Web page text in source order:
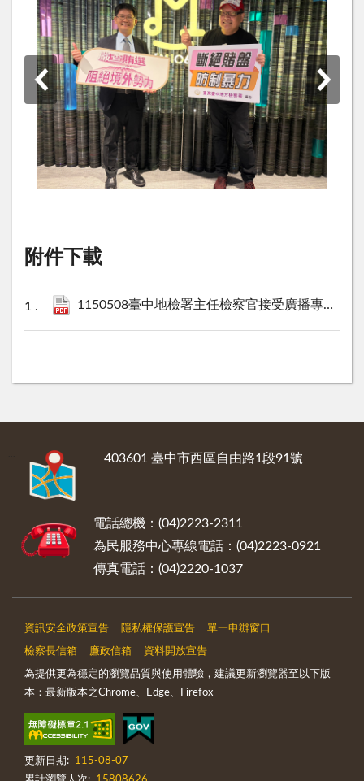
附件下載
1150508臺中地檢署主任檢察官接受廣播專訪-解析新型態賄選態樣 宣示查賄決心.pdf
403601 臺中市西區自由路1段91號
電話總機：(04)2223-2311
為民服務中心專線電話：(04)2223-0921
傳真電話：(04)2220-1037
資訊安全政策宣告 隱私權保護宣告 單一申辦窗口
檢察長信箱 廉政信箱 資料開放宣告
為提供更為穩定的瀏覽品質與使用體驗，建議更新瀏覽器至以下版
本：最新版本之Chrome、Edge、Firefox
更新日期:
115-08-07